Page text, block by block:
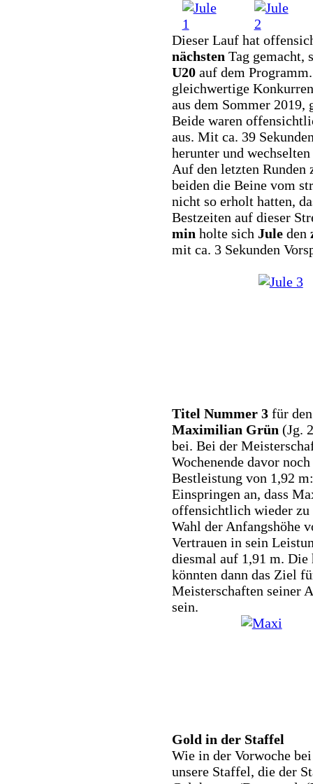
Dieser Lauf hat
nächsten Tag gemacht,
U20auf dem
gleichwertige
aus dem Sommer 2019,
Beide waren
aus. Mit ca. 39
herunter und
Auf den letzten Runden
beiden die Beine vom
nicht so erholt hatten,
Bestzeiten auf dieser
min holte sich Juleden
mit ca. 3 Sekunden
Titel Nummer 3für den
Maximilian Grün (Jg.
bei. Bei der
Wochenende davor
Bestleistung von 1,92
Einspringen an, dass
offensichtlich wieder zu
Wahl der Anfangshöhe
Vertrauen in sein
diesmal auf 1,91 m. Die
könnten dann das Ziel
Meisterschaften seiner
sein.
Gold in der Staffel
Wie in der Vorwoche
unsere Staffel, die der